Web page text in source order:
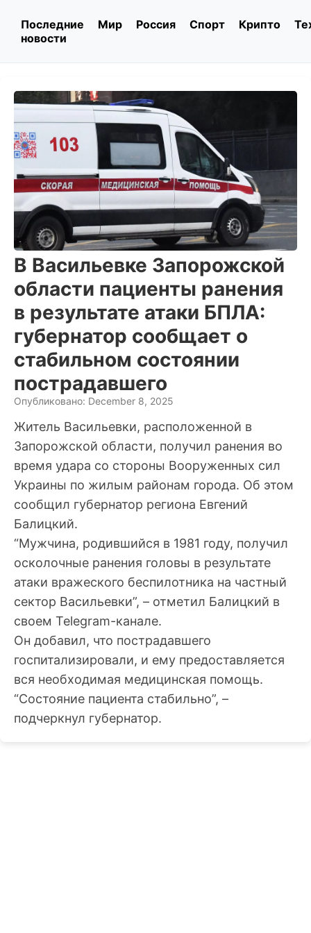
Последние
новости
Мир Россия Спорт Крипто
В Васильевке Запорожской
области пациенты ранения
в результате атаки БПЛА:
губернатор сообщает о
стабильном состоянии
пострадавшего
Опубликовано: December 8, 2025
Житель Васильевки, расположенной в
Запорожской области, получил ранения во
время удара со стороны Вооруженных сил
Украины по жилым районам города. Об этом
сообщил губернатор региона Евгений
Балицкий.
“Мужчина, родившийся в 1981 году, получил
осколочные ранения головы в результате
атаки вражеского беспилотника на частный
сектор Васильевки”, – отметил Балицкий в
своем Telegram-канале.
Он добавил, что пострадавшего
госпитализировали, и ему предоставляется
вся необходимая медицинская помощь.
“Состояние пациента стабильно”, –
подчеркнул губернатор.